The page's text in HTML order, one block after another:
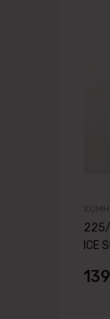
225/
ICE